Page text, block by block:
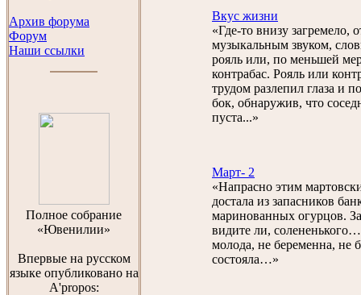
Архив форума
Форум
Наши ссылки
Полноe собраниe
«Ювенилии»
Впервые на русском
языке опубликовано на
A'propos:
Вкус жизни
«Где-то внизу загремело,
музыкальным звуком,
рояль или, по меньшей
контрабас. Рояль или
трудом разлепил глаза и
бок, обнаружив, что
пуста...»
Март- 2
«Напрасно этим
достала из запасников
маринованных огурцов.
видите ли,
молода, не беременна, не
состояла…»